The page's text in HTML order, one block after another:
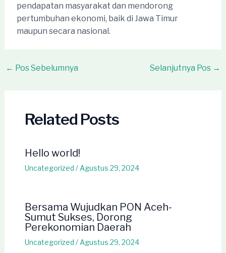
pendapatan masyarakat dan mendorong
pertumbuhan ekonomi, baik di Jawa Timur
maupun secara nasional.
Post
← Pos Sebelumnya Selanjutnya Pos →
Related Posts
Hello world!
Uncategorized / Agustus 29, 2024
Bersama Wujudkan PON Aceh-
Sumut Sukses, Dorong
Perekonomian Daerah
Uncategorized / Agustus 29, 2024